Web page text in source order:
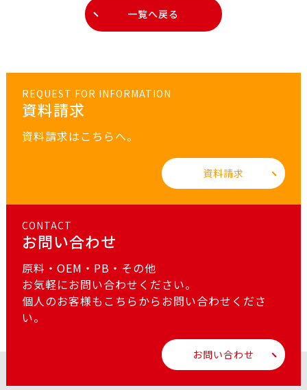
一覧へ戻る
REQUEST FOR INFORMATION
資料請求
資料請求はこちらへ。
資料請求
CONTACT
お問い合わせ
原料・OEM・PB・その他
お気軽にお問い合わせください。
個人のお客様もこちらからお問い合わせくださ
い。
お問い合わせ